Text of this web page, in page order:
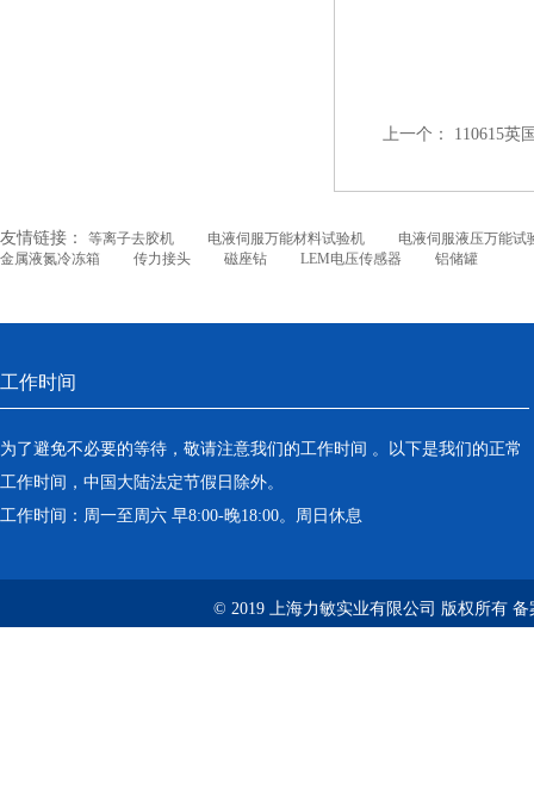
上一个： 110615英
友情链接： 等离子去胶机 电液伺服万能材料试验机
电液伺服液压万能试
金属液氮冷冻箱
传力接头 磁座钻 LEM电压传感器 铝储罐
工作时间
为了避免不必要的等待，敬请注意我们的工作时间 。以下是我们的正常
工作时间，中国大陆法定节假日除外。
工作时间：周一至周六 早8:00-晚18:00。周日休息
© 2019 上海力敏实业有限公司 版权所有 备